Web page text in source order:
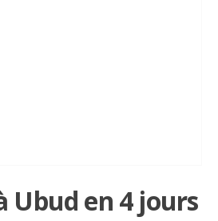
Ubud en 4 jours